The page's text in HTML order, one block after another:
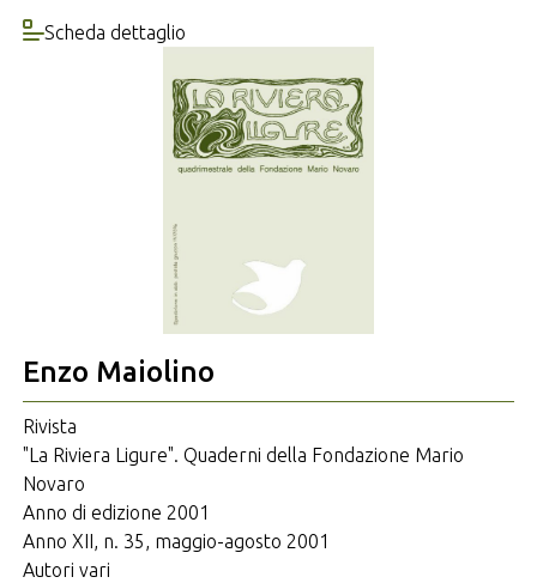
Scheda dettaglio
Enzo Maiolino
Rivista
"La Riviera Ligure". Quaderni della Fondazione Mario
Novaro
Anno di edizione 2001
Anno XII, n. 35, maggio-agosto 2001
Autori vari